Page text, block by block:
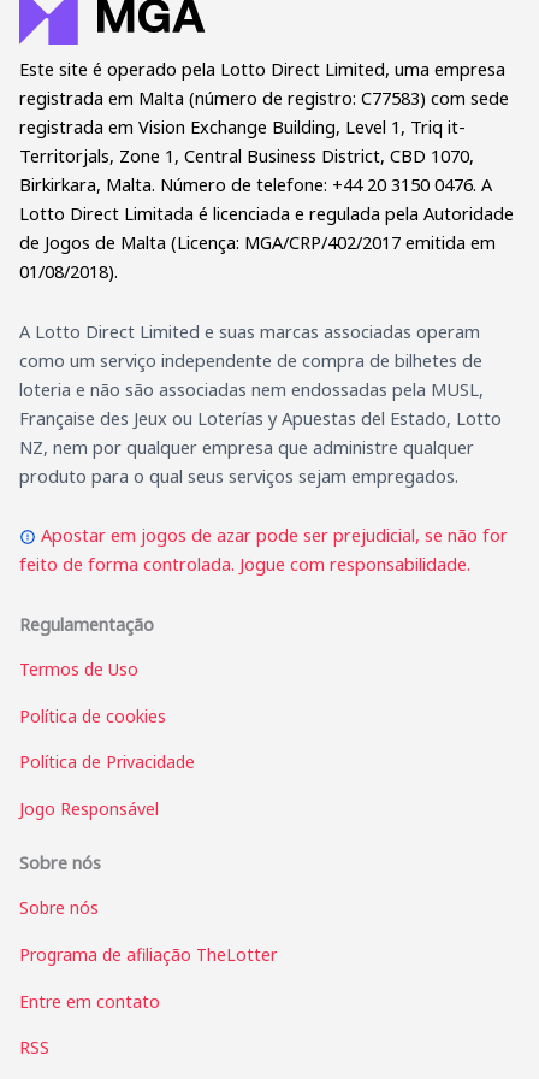
Este site é operado pela Lotto Direct Limited, uma empresa
registrada em Malta (número de registro: C77583) com sede
registrada em Vision Exchange Building, Level 1, Triq it-
Territorjals, Zone 1, Central Business District, CBD 1070,
Birkirkara, Malta. Número de telefone: +44 20 3150 0476. A
Lotto Direct Limitada é licenciada e regulada pela Autoridade
de Jogos de Malta (Licença: MGA/CRP/402/2017 emitida em
01/08/2018).
A Lotto Direct Limited e suas marcas associadas operam
como um serviço independente de compra de bilhetes de
loteria e não são associadas nem endossadas pela MUSL,
Française des Jeux ou Loterías y Apuestas del Estado, Lotto
NZ, nem por qualquer empresa que administre qualquer
produto para o qual seus serviços sejam empregados.
Apostar em jogos de azar pode ser prejudicial, se não for
feito de forma controlada. Jogue com responsabilidade.
Regulamentação
Termos de Uso
Política de cookies
Política de Privacidade
Jogo Responsável
Sobre nós
Sobre nós
Programa de afiliação TheLotter
Entre em contato
RSS